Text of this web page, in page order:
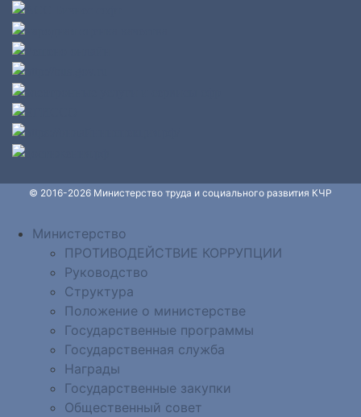
© 2016-2026 Министерство труда и социального развития КЧР
Министерство
ПРОТИВОДЕЙСТВИЕ КОРРУПЦИИ
Руководство
Структура
Положение о министерстве
Государственные программы
Государственная служба
Награды
Государственные закупки
Общественный совет